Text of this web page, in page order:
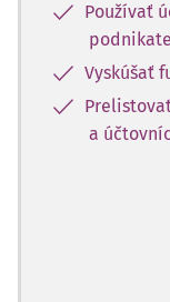
Používať
Vyskúšať
a